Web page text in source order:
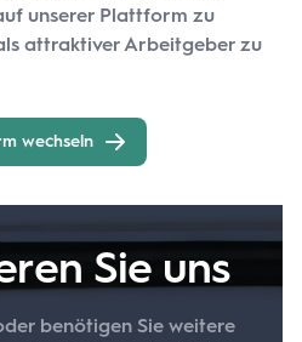
unserer Plattform zu
attraktiver Arbeitgeber zu
wechseln
Sie uns
benötigen Sie weitere